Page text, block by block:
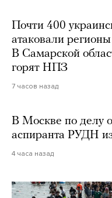
Почти 400
атаковали
В Самарской
горят НПЗ
7 часов назад
В Москве по делу
аспиранта РУДН
4 часа назад